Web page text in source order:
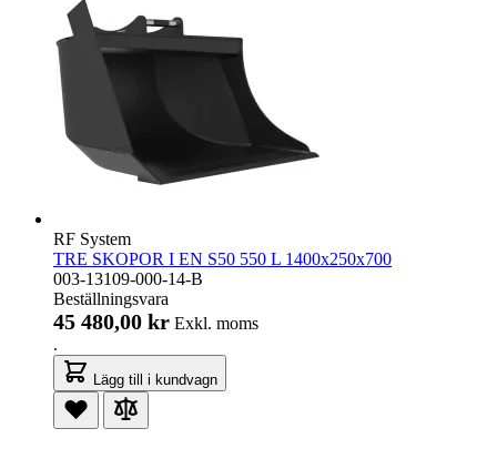
RF System
TRE SKOPOR I EN S50 550 L 1400x250x700
003-13109-000-14-B
Beställningsvara
45 480,00 kr Exkl. moms
.
Lägg till i kundvagn